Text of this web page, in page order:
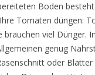
Boden
Tomaten düngen:
brauchen viel Dünger.
genug
oder